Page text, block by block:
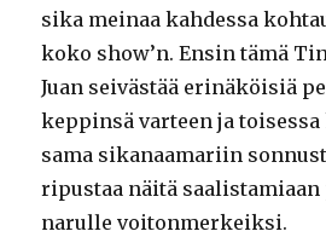
sika meinaa kahdessa
koko show’n. Ensin tämä
Juan seivästää erinäköisiä
keppinsä varteen ja
sama sikanaamariin
ripustaa näitä saalistamiaan
narulle voitonmerkeiksi.